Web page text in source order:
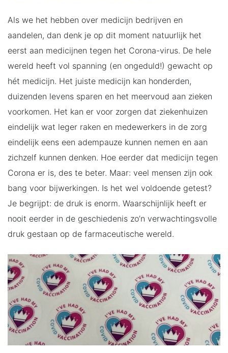
Als we het hebben over medicijn bedrijven en
aandelen, dan denk je op dit moment natuurlijk het
eerst aan medicijnen tegen het Corona-virus. De hele
wereld heeft vol spanning (en ongeduld!) gewacht op
hét medicijn. Het juiste medicijn kan honderden,
duizenden levens sparen en het meervoud aan zieken
voorkomen. Het kan er voor zorgen dat ziekenhuizen
eindelijk wat leger raken en medewerkers in de zorg
eindelijk eens een adempauze kunnen nemen en aan
zichzelf kunnen denken. Hoe eerder dat medicijn tegen
Corona er is, des te beter. Maar: veel mensen zijn ook
bang voor bijwerkingen. Is het wel voldoende getest?
Je begrijpt: de druk is enorm. Waarschijnlijk heeft er
nooit eerder in de geschiedenis zo’n verwachtingsvolle
druk gestaan op de farmaceutische wereld.